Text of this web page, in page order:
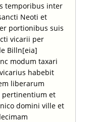
temporibus inter
Neoti et
portionibus suis
vicarii per
Billn[eia]
modum taxari
habebit
liberarum
pertinentium et
domini ville et